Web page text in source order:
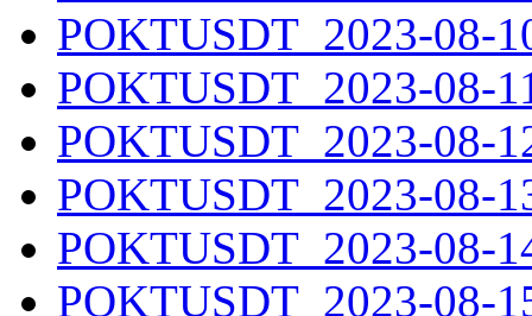
POKTUSDT_2023-08-
POKTUSDT_2023-08-
POKTUSDT_2023-08-
POKTUSDT_2023-08-
POKTUSDT_2023-08-
POKTUSDT_2023-08-